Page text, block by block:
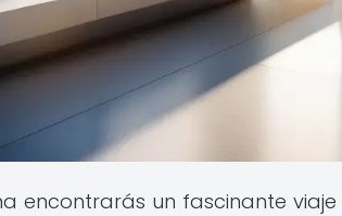
encontrarás un fascinante